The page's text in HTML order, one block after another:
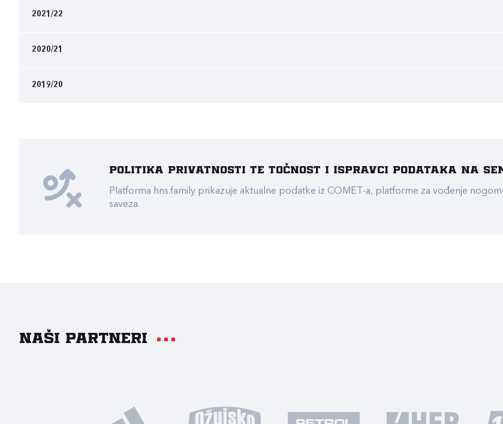
2021/22
2020/21
2019/20
Politika privatnosti te točnost i ispravci podataka na
Platforma hns.family prikazuje aktualne podatke iz COMET-a, platforme za vođenje
saveza.
Naši partneri